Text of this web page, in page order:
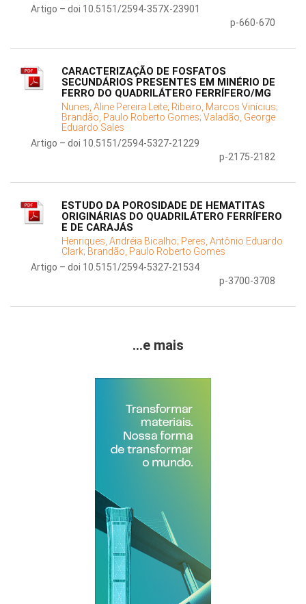
Artigo – doi 10.5151/2594-357X-23901
p-660-670
CARACTERIZAÇÃO DE FOSFATOS
SECUNDÁRIOS PRESENTES EM MINÉRIO DE
FERRO DO QUADRILÁTERO FERRÍFERO/MG
Nunes, Aline Pereira Leite; Ribeiro, Marcos Vinícius;
Brandão, Paulo Roberto Gomes; Valadão, George
Eduardo Sales
Artigo – doi 10.5151/2594-5327-21229
p-2175-2182
ESTUDO DA POROSIDADE DE HEMATITAS
ORIGINÁRIAS DO QUADRILÁTERO FERRÍFERO
E DE CARAJÁS
Henriques, Andréia Bicalho; Peres, Antônio Eduardo
Clark; Brandão, Paulo Roberto Gomes
Artigo – doi 10.5151/2594-5327-21534
p-3700-3708
...e mais